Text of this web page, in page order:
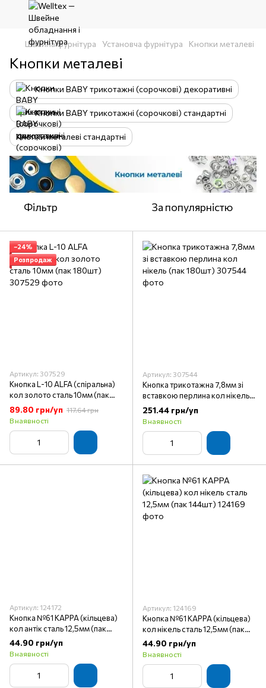
Швейна фурнітура Установча фурнітура Кнопки металеві
Кнопки металеві
Кнопки BABY трикотажні (сорочкові) декоративні
Кнопки BABY трикотажні (сорочкові) стандартні
Кнопки металеві стандартні
Фільтр За популярністю
−24%
Розпродаж
Артикул: 307529
Кнопка L-10 ALFA (спіральна)
кол золото сталь 10мм (пак
180шт)
89.80 грн/уп 117.64 грн
В наявності
Артикул: 307544
Кнопка трикотажна 7,8мм зі
вставкою перлина кол нікель
(пак 180шт)
251.44 грн/уп
В наявності
Артикул: 124172
Кнопка №61 KAPPA (кільцева)
кол антік сталь 12,5мм (пак
144шт)
44.90 грн/уп
В наявності
Артикул: 124169
Кнопка №61 KAPPA (кільцева)
кол нікель сталь 12,5мм (пак
144шт)
44.90 грн/уп
В наявності